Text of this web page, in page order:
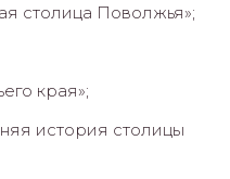
столица Поволжья»;
края»;
история столицы